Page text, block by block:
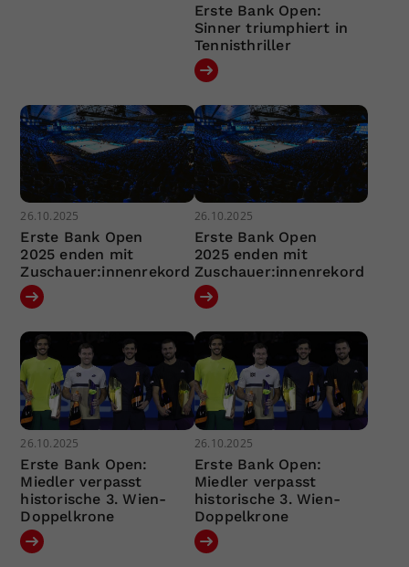
Erste Bank Open:
Sinner triumphiert in
Tennisthriller
26.10.2025
Erste Bank Open
2025 enden mit
Zuschauer:innenrekord
26.10.2025
Erste Bank Open
2025 enden mit
Zuschauer:innenrekord
26.10.2025
Erste Bank Open:
Miedler verpasst
historische 3. Wien-
Doppelkrone
26.10.2025
Erste Bank Open:
Miedler verpasst
historische 3. Wien-
Doppelkrone